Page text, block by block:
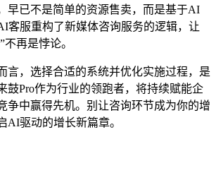
早已不是简单的资源售卖，而是基于AI
客服重构了新媒体咨询服务的逻辑，让
不再是悖论。
言，选择合适的系统并优化实施过程，是
鼓Pro作为行业的领跑者，将持续赋能企
争中赢得先机。别让咨询环节成为你的增
AI驱动的增长新篇章。